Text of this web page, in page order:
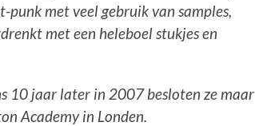
met veel gebruik van samples,
met een heleboel stukjes en
10 jaar later in 2007 besloten ze maar
Academy in Londen.